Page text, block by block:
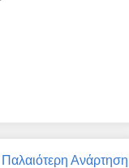
Παλαιότερη Ανάρτηση